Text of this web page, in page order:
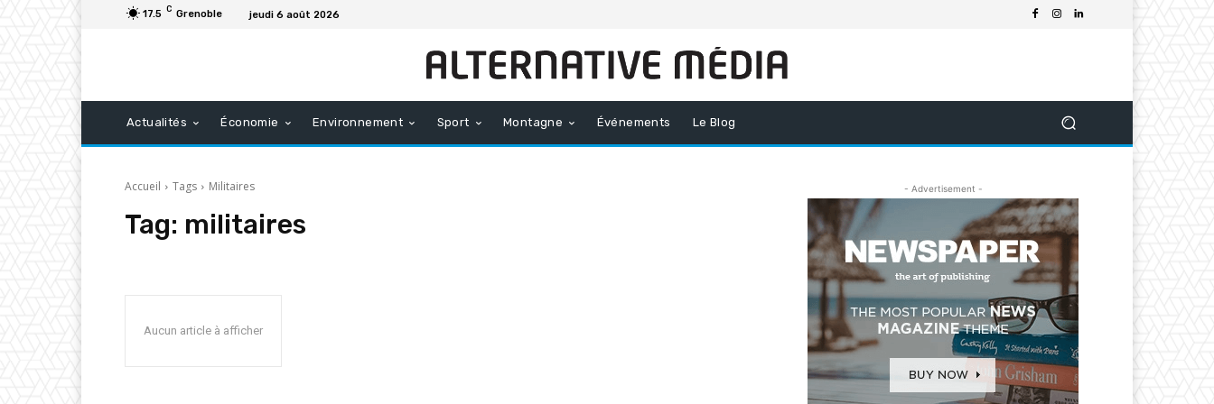
17.5 C Grenoble jeudi 6 août 2026
Actualités Économie Environnement Sport Montagne Événements Le Blog
Accueil Tags Militaires
Tag: militaires
Aucun article à afficher
- Advertisement -